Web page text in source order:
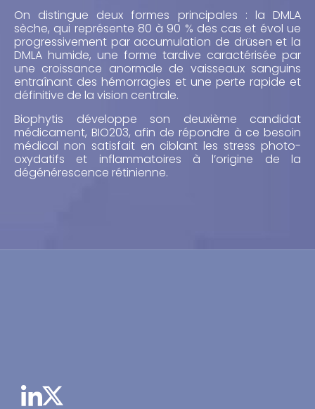
On distingue deux formes principales : la DMLA
sèche, qui représente 80 à 90 % des cas et évol ue
progressivement par accumulation de drüsen et la
DMLA humide, une forme tardive caractérisée par
une croissance anormale de vaisseaux sanguins
entraînant des hémorragies et une perte rapide et
définitive de la vision centrale.
Biophytis développe son deuxième candidat
médicament, BIO203, afin de répondre à ce besoin
médical non satisfait en ciblant les stress photo-
oxydatifs et inflammatoires à l’origine de la
dégénérescence rétinienne.